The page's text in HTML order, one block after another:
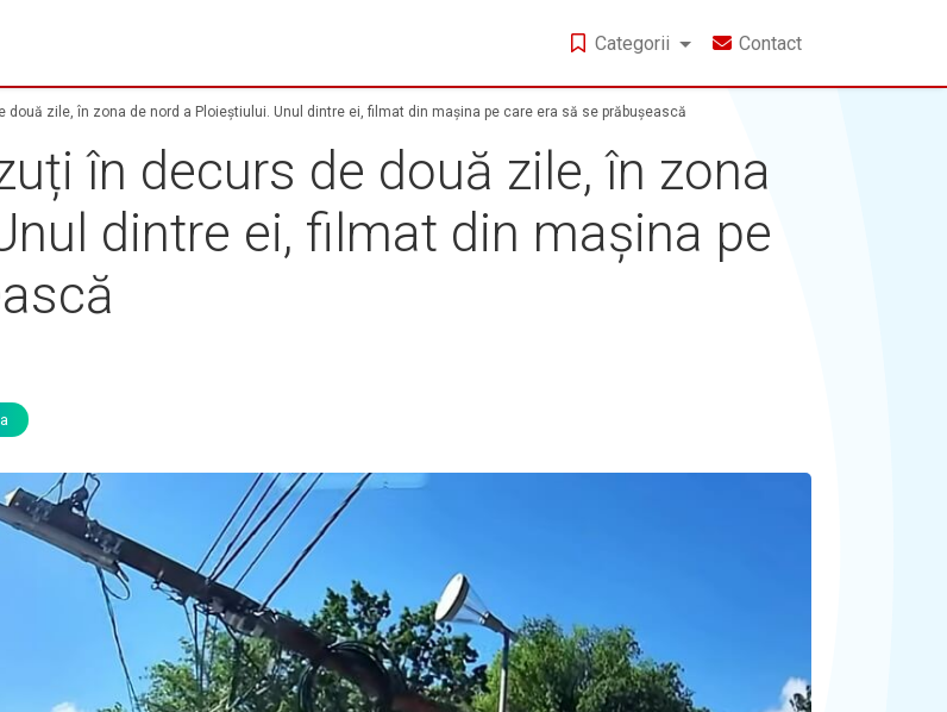
Categorii Contact
două zile, în zona de nord a Ploieștiului. Unul dintre ei, filmat din mașina pe care era să se prăbușească
în decurs de două zile, în zona
dintre ei, filmat din mașina pe